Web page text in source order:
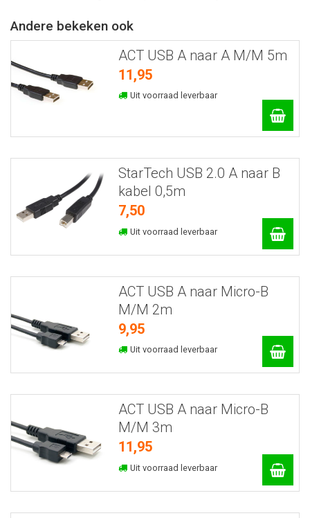
Andere bekeken ook
ACT USB A naar A M/M 5m
11,95
Uit voorraad leverbaar
StarTech USB 2.0 A naar B
kabel 0,5m
7,50
Uit voorraad leverbaar
ACT USB A naar Micro-B
M/M 2m
9,95
Uit voorraad leverbaar
ACT USB A naar Micro-B
M/M 3m
11,95
Uit voorraad leverbaar